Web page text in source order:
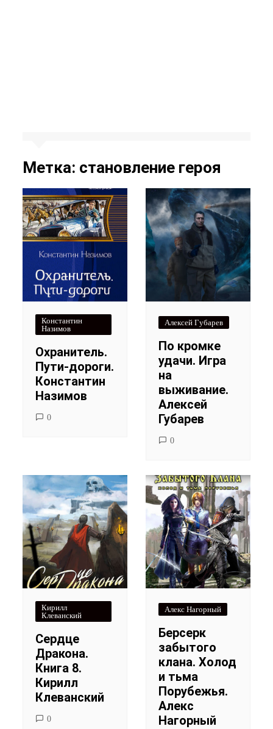
Метка: становление героя
Константин
Назимов
Охранитель.
Пути-дороги.
Константин
Назимов
0
Алексей Губарев
По кромке
удачи. Игра
на
выживание.
Алексей
Губарев
0
Кирилл
Клеванский
Сердце
Дракона.
Книга 8.
Кирилл
Клеванский
0
Алекс Нагорный
Берсерк
забытого
клана. Холод
и тьма
Порубежья.
Алекс
Нагорный